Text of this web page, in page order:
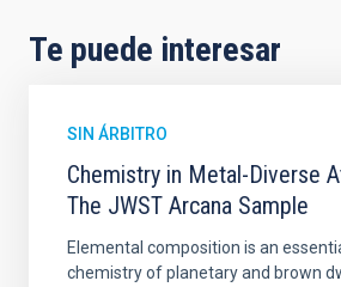
Te puede interesar
SIN ÁRBITRO
Chemistry in Metal-Diverse
The JWST Arcana Sample
Elemental composition is an
chemistry of planetary and brown